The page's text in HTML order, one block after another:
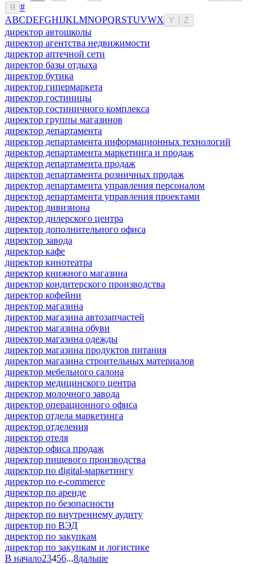
Я
#
ABCDEFGHIJKLMNOPQRSTUVWX Y Z
директор автошколы
директор агентства недвижимости
директор аптечной сети
директор базы отдыха
директор бутика
директор гипермаркета
директор гостиницы
директор гостиничного комплекса
директор группы магазинов
директор департамента
директор департамента информационных технологий
директор департамента маркетинга и продаж
директор департамента продаж
директор департамента розничных продаж
директор департамента управления персоналом
директор департамента управления проектами
директор дивизиона
директор дилерского центра
директор дополнительного офиса
директор завода
директор кафе
директор кинотеатра
директор книжного магазина
директор кондитерского производства
директор кофейни
директор магазина
директор магазина автозапчастей
директор магазина обуви
директор магазина одежды
директор магазина продуктов питания
директор магазина строительных материалов
директор мебельного салона
директор медицинского центра
директор молочного завода
директор операционного офиса
директор отдела маркетинга
директор отделения
директор отеля
директор офиса продаж
директор пищевого производства
директор по digital-маркетингу
директор по e-commerce
директор по аренде
директор по безопасности
директор по внутреннему аудиту
директор по ВЭД
директор по закупкам
директор по закупкам и логистике
В начало23456...8дальше